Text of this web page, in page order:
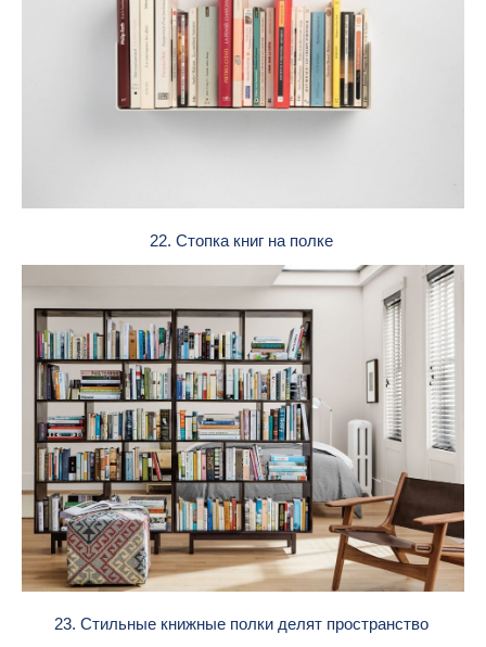
22. Стопка книг на полке
23. Стильные книжные полки делят пространство